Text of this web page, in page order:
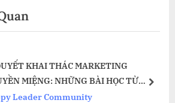
KHAI THÁC MARKETING
MIỆNG: NHỮNG BÀI HỌC TỪ
SERNOVITZ
Leader Community
next